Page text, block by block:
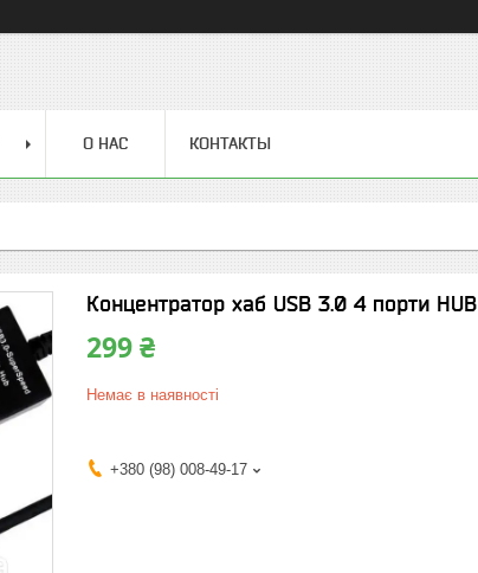
О НАС КОНТАКТЫ
Концентратор хаб USB 3.0 4 порти HUB
299 ₴
Немає в наявності
+380 (98) 008-49-17